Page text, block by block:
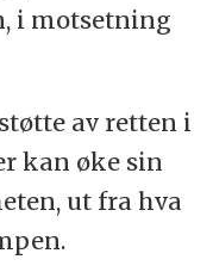
i motsetning
av retten i
kan øke sin
ut fra hva